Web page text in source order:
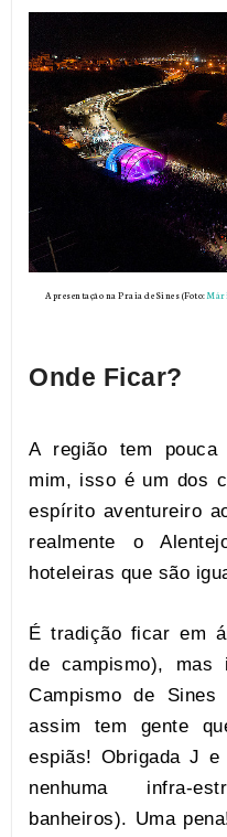
Apresentação na Praia de Sines (Foto:
Onde Ficar?
A região tem
mim, isso é um dos
espírito aventureiro
realmente o
hoteleiras que são
É tradição ficar em
de campismo), mas
Campismo de Sines
assim tem gente
espiãs! Obrigada J
nenhuma infra-
banheiros). Uma